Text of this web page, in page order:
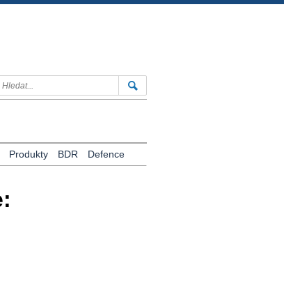
Produkty BDR Defence